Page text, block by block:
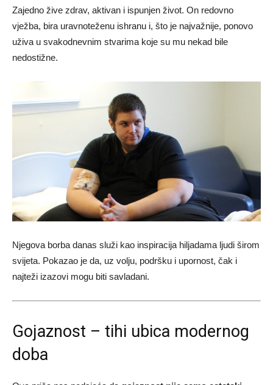
Zajedno žive zdrav, aktivan i ispunjen život. On redovno
vježba, bira uravnoteženu ishranu i, što je najvažnije, ponovo
uživa u svakodnevnim stvarima koje su mu nekad bile
nedostižne.
Njegova borba danas služi kao inspiracija hiljadama ljudi širom
svijeta. Pokazao je da, uz volju, podršku i upornost, čak i
najteži izazovi mogu biti savladani.
Gojaznost – tihi ubica modernog
doba